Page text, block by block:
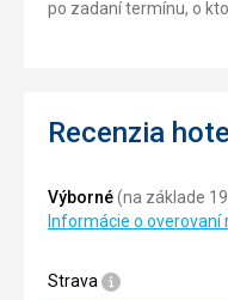
po zadaní termínu, o
Recenzia
Výborné(na základe
Informácie o overovaní
Strava